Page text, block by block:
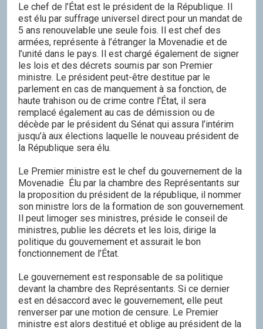
Le chef de l’État est le président de la République. Il
est élu par suffrage universel direct pour un mandat de
5 ans renouvelable une seule fois. Il est chef des
armées, représente à l’étranger la Movenadie et de
l’unité dans le pays. Il est chargé également de signer
les lois et des décrets soumis par son Premier
ministre. Le président peut-être destitue par le
parlement en cas de manquement à sa fonction, de
haute trahison ou de crime contre l'État, il sera
remplacé également au cas de démission ou de
décède par le président du Sénat qui assura l’intérim
jusqu’à aux élections laquelle le nouveau président de
la République sera élu.
Le Premier ministre est le chef du gouvernement de la
Movenadie Élu par la chambre des Représentants sur
la proposition du président de la république, il nommer
son ministre lors de la formation de son gouvernement.
Il peut limoger ses ministres, préside le conseil de
ministres, publie les décrets et les lois, dirige la
politique du gouvernement et assurait le bon
fonctionnement de l’État.
Le gouvernement est responsable de sa politique
devant la chambre des Représentants. Si ce dernier
est en désaccord avec le gouvernement, elle peut
renverser par une motion de censure. Le Premier
ministre est alors destitué et oblige au président de la